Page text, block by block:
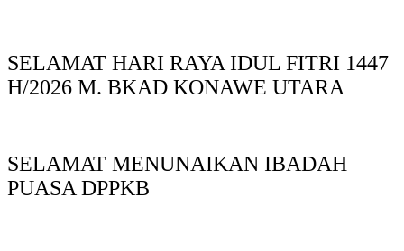
SELAMAT HARI RAYA IDUL FITRI 1447
H/2026 M. BKAD KONAWE UTARA
SELAMAT MENUNAIKAN IBADAH
PUASA DPPKB